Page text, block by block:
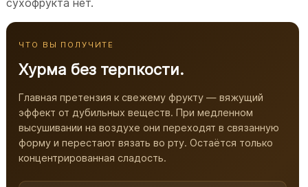
ЧТО ВЫ ПОЛУЧИТЕ
Хурма без терпкости.
Главная претензия к свежему фрукту — вяжущий
эффект от дубильных веществ. При медленном
высушивании на воздухе они переходят в связанную
форму и перестают вязать во рту. Остаётся только
концентрированная сладость.